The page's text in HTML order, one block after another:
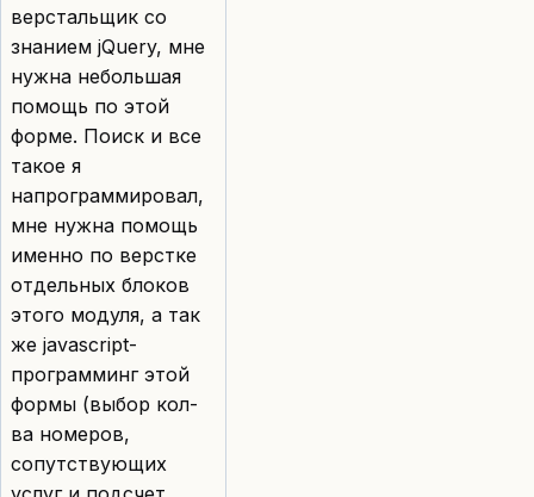
верстальщик со
знанием jQuery, мне
нужна небольшая
помощь по этой
форме. Поиск и все
такое я
напрограммировал,
мне нужна помощь
именно по верстке
отдельных блоков
этого модуля, а так
же javascript-
программинг этой
формы (выбор кол-
ва номеров,
сопутствующих